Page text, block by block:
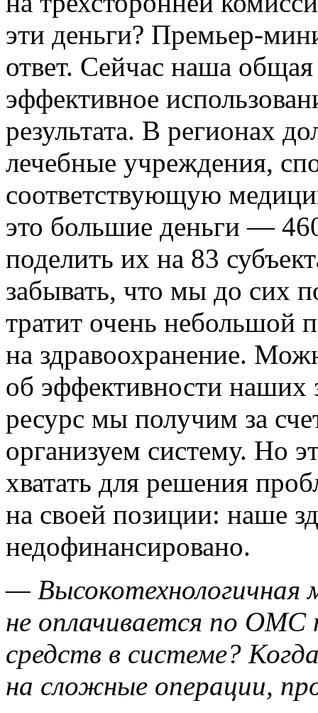
эти деньги? Премьер-
ответ. Сейчас наша
эффективное
результата. В регионах
лечебные учреждения,
соответствующую
это большие деньги —
поделить их на 83
забывать, что мы до сих
тратит очень небольшой
на здравоохранение.
об эффективности наших
ресурс мы получим за
организуем систему. Но
хватать для решения
на своей позиции: наше
недофинансировано.
— Высокотехнологичная
не оплачивается по
средств в системе?
на сложные операции,